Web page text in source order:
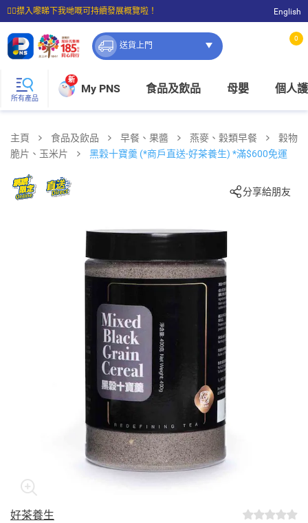
☝🏼㩒入嚟睇下我哋嘅可持續發展概覽啦！
⭐購物滿$399即享免費送貨；滿$100即可免費店取。
English
送貨上門
0
所有產品
新
My PNS 食品及飲品 母嬰 個人
主頁 食品及飲品 早餐、果醬 燕麥、穀類早餐
穀物
脆片、玉米片
黑穀十寶羹 (*商戶直送-好茶養生) *滿$600免運
分享給朋友
好茶養生